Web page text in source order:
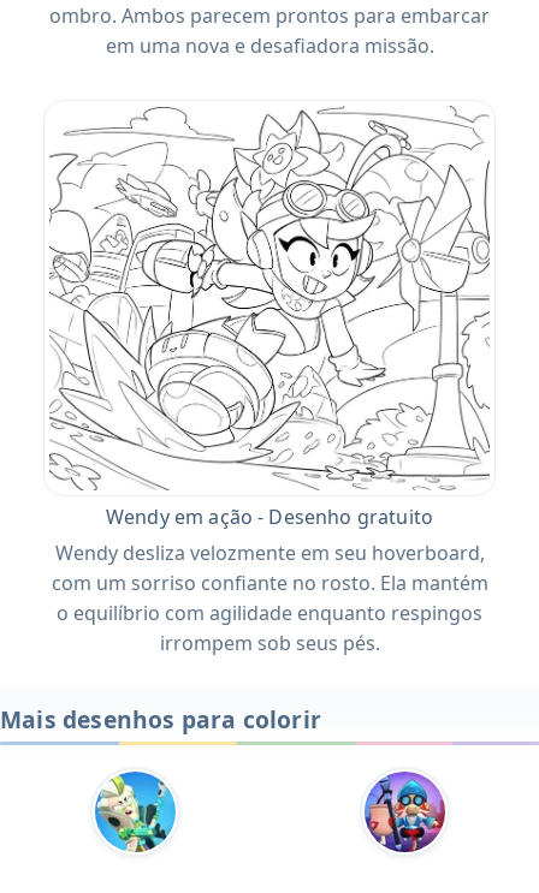
ombro. Ambos parecem prontos para embarcar
em uma nova e desafiadora missão.
Wendy em ação - Desenho gratuito
Wendy desliza velozmente em seu hoverboard,
com um sorriso confiante no rosto. Ela mantém
o equilíbrio com agilidade enquanto respingos
irrompem sob seus pés.
Mais desenhos para colorir